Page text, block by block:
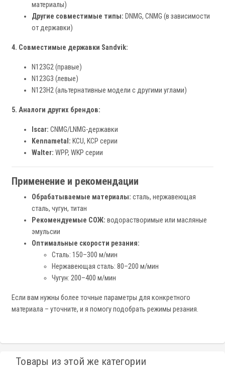
материалы)
Другие совместимые типы: DNMG, CNMG (в зависимости
от державки)
4. Совместимые державки Sandvik:
N123G2 (правые)
N123G3 (левые)
N123H2 (альтернативные модели с другими углами)
5. Аналоги других брендов:
Iscar: CNMG/LNMG-державки
Kennametal: KCU, KCP серии
Walter: WPP, WKP серии
Применение и рекомендации
Обрабатываемые материалы: сталь, нержавеющая
сталь, чугун, титан
Рекомендуемые СОЖ: водорастворимые или масляные
эмульсии
Оптимальные скорости резания:
Сталь: 150–300 м/мин
Нержавеющая сталь: 80–200 м/мин
Чугун: 200–400 м/мин
Если вам нужны более точные параметры для конкретного
материала – уточните, и я помогу подобрать режимы резания.
Товары из этой же категории